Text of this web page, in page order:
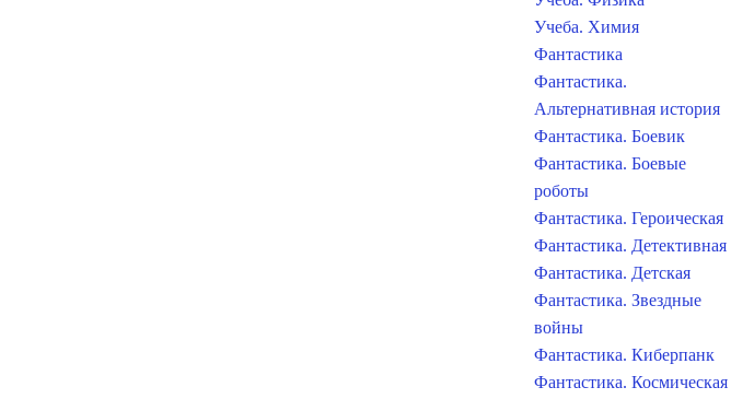
Учеба. Химия
Фантастика
Фантастика.
Альтернативная история
Фантастика. Боевик
Фантастика. Боевые
роботы
Фантастика. Героическая
Фантастика. Детективная
Фантастика. Детская
Фантастика. Звездные
войны
Фантастика. Киберпанк
Фантастика. Космическая